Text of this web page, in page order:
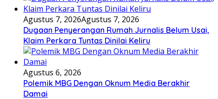
Agustus 7, 2026Agustus 7, 2026
Dugaan Penyerangan Rumah Jurnalis Belum Usai,
Klaim Perkara Tuntas Dinilai Keliru
Agustus 6, 2026
Polemik MBG Dengan Oknum Media Berakhir
Damai